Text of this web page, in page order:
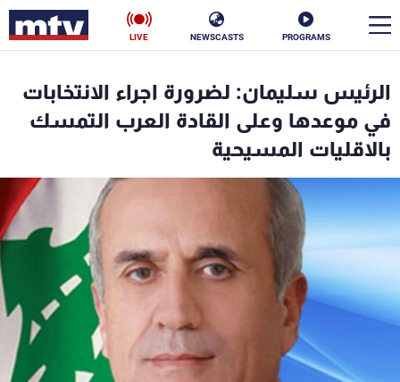
PROGRAMS
NEWSCASTS
LIVE
الرئيس سليمان: لضرورة اجراء الانتخابات
في موعدها وعلى القادة العرب التمسك
بالاقليات المسيحية
الأخبار
سياسة
إقتصاد
منوعات رياضة
كأس العالم
البرامج